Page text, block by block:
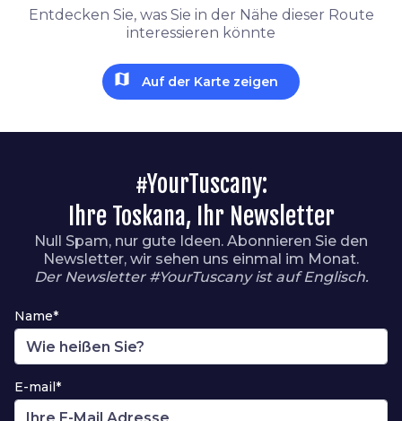
Entdecken Sie, was Sie in der Nähe dieser Route
interessieren könnte
map Auf der Karte zeigen
#YourTuscany:
Ihre Toskana, Ihr Newsletter
Null Spam, nur gute Ideen. Abonnieren Sie den
Newsletter, wir sehen uns einmal im Monat.
Der Newsletter #YourTuscany ist auf Englisch.
Name*
E-mail*